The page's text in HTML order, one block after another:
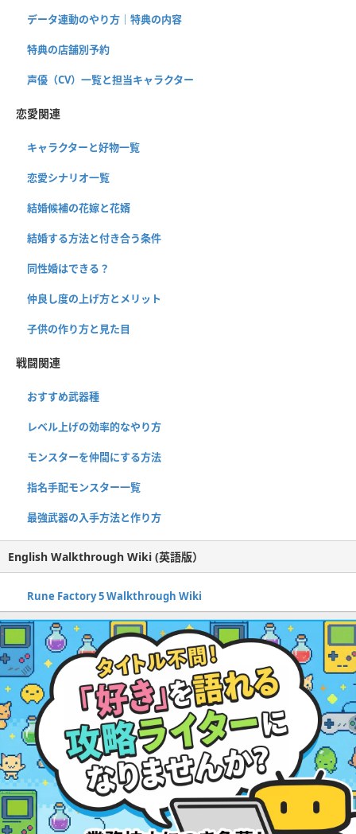
データ連動のやり方｜特典の内容
特典の店舗別予約
声優（CV）一覧と担当キャラクター
恋愛関連
キャラクターと好物一覧
恋愛シナリオ一覧
結婚候補の花嫁と花婿
結婚する方法と付き合う条件
同性婚はできる？
仲良し度の上げ方とメリット
子供の作り方と見た目
戦闘関連
おすすめ武器種
レベル上げの効率的なやり方
モンスターを仲間にする方法
指名手配モンスター一覧
最強武器の入手方法と作り方
English Walkthrough Wiki (英語版）
Rune Factory 5 Walkthrough Wiki